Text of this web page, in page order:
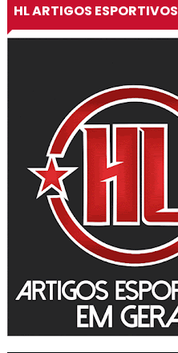
HL ARTIGOS ESPORTIVOS